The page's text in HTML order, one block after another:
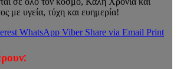
με υγεία, τύχη και ευημερία!
WhatsApp Viber Share via Email Print